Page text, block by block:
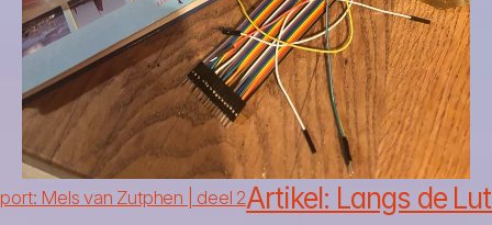
Mels van Zutphen | deel 2Artikel: Langs de